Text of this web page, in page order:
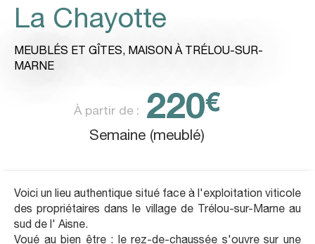
La Chayotte
MEUBLÉS ET GÎTES, MAISON À TRÉLOU-SUR-
MARNE
À partir de : 220€
Semaine (meublé)
Voici un lieu authentique situé face à l'exploitation viticole
des propriétaires dans le village de Trélou-sur-Marne au
sud de l' Aisne.
Voué au bien être : le rez-de-chaussée s'ouvre sur une